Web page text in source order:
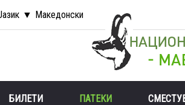
Македонски
БИЛЕТИ ПАТЕКИ